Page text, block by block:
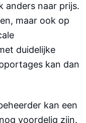
anders naar prijs.
maar ook op
duidelijke
kan dan
kan een
voordelig zijn.